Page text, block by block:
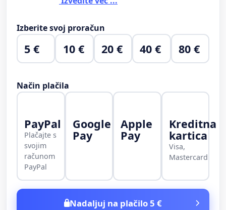
Izberite svoj proračun
5 € 10 € 20 € 40 € 80 €
Način plačila
PayPal
Plačajte s
svojim
računom
PayPal
Google
Pay
Apple
Pay
Kreditna
kartica
Visa,
Mastercard
Nadaljuj na plačilo 5 €